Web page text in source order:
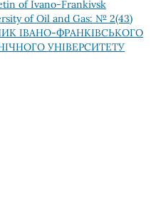
of Ivano-Frankivsk
of Oil and Gas: № 2(43)
ІВАНО-ФРАНКІВСЬКОГО
УНІВЕРСИТЕТУ